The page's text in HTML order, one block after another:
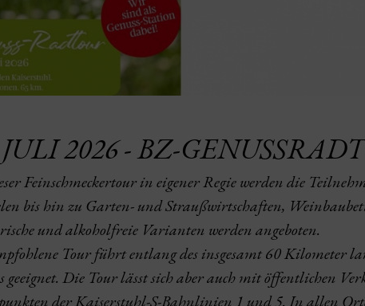
JULI 2026 - BZ-
Feinschmeckertour in eigener Regie werden die
bis hin zu Garten- und Straußwirtschaften,
und alkoholfreie Varianten werden angeboten.
Tour führt entlang des insgesamt 60 Kilometer
geeignet. Die Tour lässt sich aber auch mit öffentlichen
der Kaiserstuhl-S-Bahnlinien 1 und 5. In allen